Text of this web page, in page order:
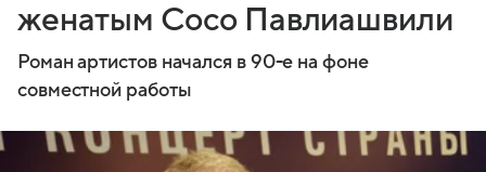
женатым Сосо Павлиашвили
Роман артистов начался в 90-е на фоне
совместной работы